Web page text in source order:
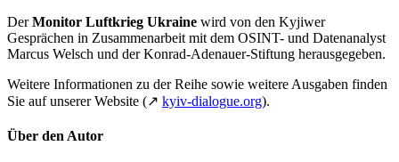
DerMonitor Luftkrieg Ukraine wird von den Kyjiwer
Gesprächen in Zusammenarbeit mit dem OSINT- und Datenanalyst
Marcus Welsch und der Konrad-Adenauer-Stiftung herausgegeben.
Weitere Informationen zu der Reihe sowie weitere Ausgaben finden
Sie auf unserer Website (↗ kyiv-dialogue.org).
Über den Autor